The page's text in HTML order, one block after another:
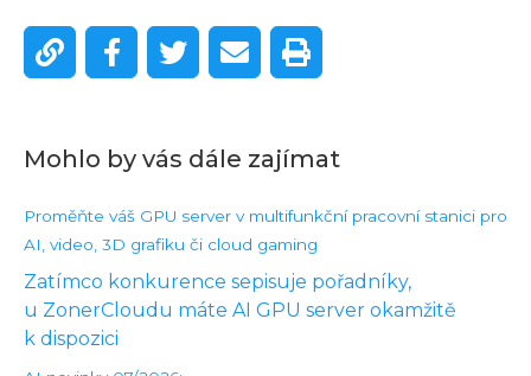
Mohlo by vás dále zajímat
Proměňte váš GPU server v multifunkční pracovní stanici pro
AI, video, 3D grafiku či cloud gaming
Zatímco konkurence sepisuje pořadníky,
u ZonerCloudu máte AI GPU server okamžitě
k dispozici